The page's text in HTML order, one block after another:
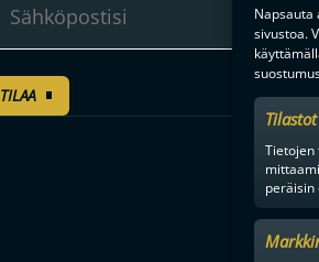
Napsauta
sivustoa.
Tilastot
Tietojen
peräisin
TILAA